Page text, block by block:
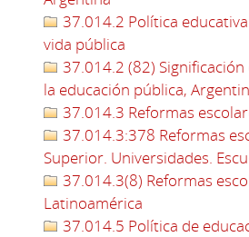
37.014.2 Política
vida pública
37.014.2 (82) Significación
la educación pública,
37.014.3 Reformas
37.014.3:378 Reformas
Superior. Universidades.
37.014.3(8) Reformas
Latinoamérica
37.014.5 Política de